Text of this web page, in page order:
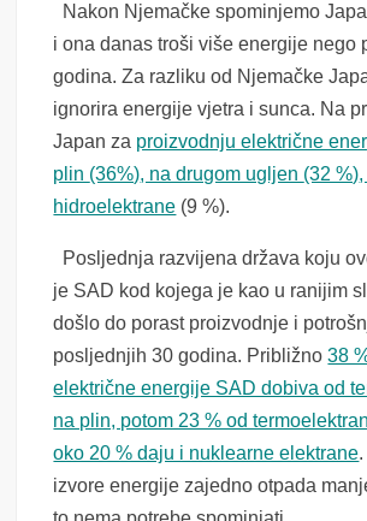
Nakon Njemačke spominjemo
i ona danas troši više energije nego
godina. Za razliku od Njemačke
ignorira energije vjetra i sunca. Na
Japan za proizvodnju električne
plin (36%), na drugom ugljen (32 %)
hidroelektrane (9 %).
Posljednja razvijena država koju
je SAD kod kojega je kao u ranijim
došlo do porast proizvodnje i
posljednjih 30 godina. Približno38
električne energije SAD dobiva od
na plin, potom 23 % od
oko 20 % daju i nuklearne elektrane
izvore energije zajedno otpada